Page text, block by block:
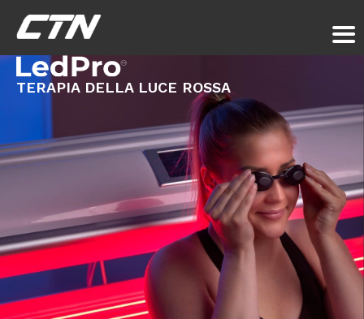
TERAPIA DELLA LUCE ROSSA